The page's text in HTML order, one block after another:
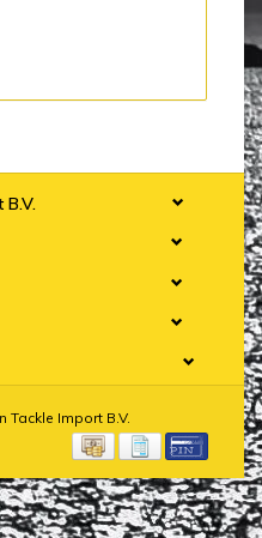
Import B.V.